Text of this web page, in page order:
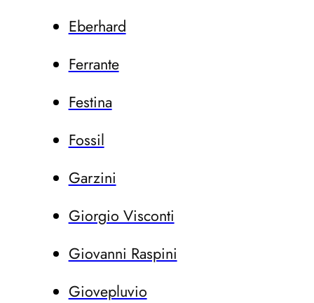
Eberhard
Ferrante
Festina
Fossil
Garzini
Giorgio Visconti
Giovanni Raspini
Giovepluvio